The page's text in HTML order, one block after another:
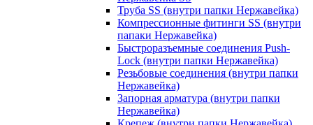
Труба SS (внутри папки Нержавейка)
Компрессионные фитинги SS (внутри
папаки Нержавейка)
Быстроразъемные соединения Push-
Lock (внутри папки Нержавейка)
Резьбовые соединения (внутри папки
Нержавейка)
Запорная арматура (внутри папки
Нержавейка)